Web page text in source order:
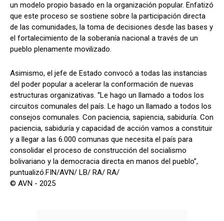
un modelo propio basado en la organización popular. Enfatizó
que este proceso se sostiene sobre la participación directa
de las comunidades, la toma de decisiones desde las bases y
el fortalecimiento de la soberanía nacional a través de un
pueblo plenamente movilizado.
Asimismo, el jefe de Estado convocó a todas las instancias
del poder popular a acelerar la conformación de nuevas
estructuras organizativas. “Le hago un llamado a todos los
circuitos comunales del país. Le hago un llamado a todos los
consejos comunales. Con paciencia, sapiencia, sabiduría. Con
paciencia, sabiduría y capacidad de acción vamos a constituir
y a llegar a las 6.000 comunas que necesita el país para
consolidar el proceso de construcción del socialismo
bolivariano y la democracia directa en manos del pueblo”,
puntualizó.FIN/AVN/ LB/ RA/ RA/
© AVN - 2025